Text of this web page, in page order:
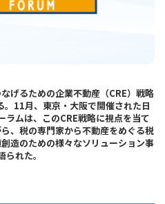
げるための企業不動産（CRE）戦略
11月、東京・大阪で開催された日
ラムは、このCRE戦略に視点を当て
、税の専門家から不動産をめぐる税
造のための様々なソリューション事
られた。